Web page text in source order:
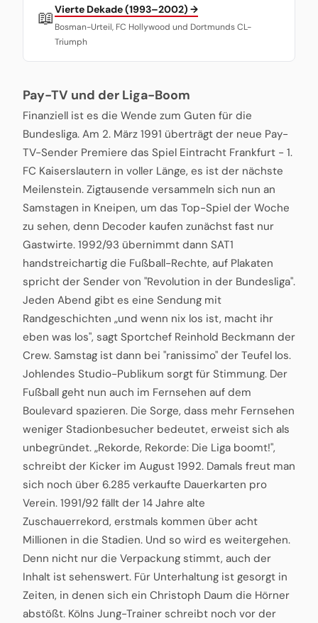
📖Vierte Dekade (1993–2002) →
Bosman-Urteil, FC Hollywood und Dortmunds CL-
Triumph
Pay-TV und der Liga-Boom
Finanziell ist es die Wende zum Guten für die
Bundesliga. Am 2. März 1991 überträgt der neue Pay-
TV-Sender Premiere das Spiel Eintracht Frankfurt - 1.
FC Kaiserslautern in voller Länge, es ist der nächste
Meilenstein. Zigtausende versammeln sich nun an
Samstagen in Kneipen, um das Top-Spiel der Woche
zu sehen, denn Decoder kaufen zunächst fast nur
Gastwirte. 1992/93 übernimmt dann SAT1
handstreichartig die Fußball-Rechte, auf Plakaten
spricht der Sender von "Revolution in der Bundesliga".
Jeden Abend gibt es eine Sendung mit
Randgeschichten „und wenn nix los ist, macht ihr
eben was los", sagt Sportchef Reinhold Beckmann der
Crew. Samstag ist dann bei "ranissimo" der Teufel los.
Johlendes Studio-Publikum sorgt für Stimmung. Der
Fußball geht nun auch im Fernsehen auf dem
Boulevard spazieren. Die Sorge, dass mehr Fernsehen
weniger Stadionbesucher bedeutet, erweist sich als
unbegründet. „Rekorde, Rekorde: Die Liga boomt!",
schreibt der Kicker im August 1992. Damals freut man
sich noch über 6.285 verkaufte Dauerkarten pro
Verein. 1991/92 fällt der 14 Jahre alte
Zuschauerrekord, erstmals kommen über acht
Millionen in die Stadien. Und so wird es weitergehen.
Denn nicht nur die Verpackung stimmt, auch der
Inhalt ist sehenswert. Für Unterhaltung ist gesorgt in
Zeiten, in denen sich ein Christoph Daum die Hörner
abstößt. Kölns Jung-Trainer schreibt noch vor der